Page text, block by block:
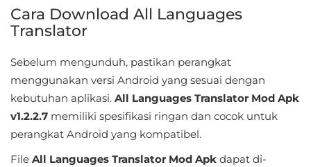
Editors
Weather
Rekomendasi
Cara Download All Languages
Translator
Sebelum mengunduh, pastikan perangkat
menggunakan versi Android yang sesuai dengan
kebutuhan aplikasi. All Languages Translator Mod Apk
v1.2.2.7 memiliki spesifikasi ringan dan cocok untuk
perangkat Android yang kompatibel.
File All Languages Translator Mod Apk dapat di-